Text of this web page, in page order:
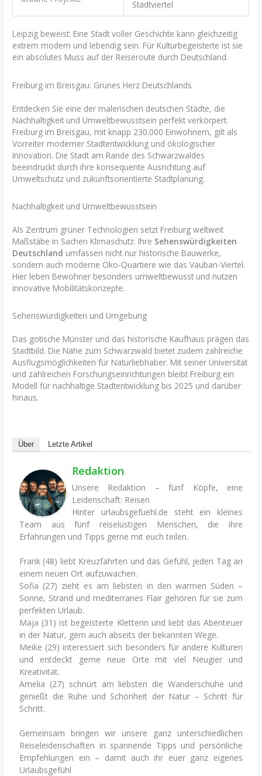
Stadtviertel
Leipzig beweist: Eine Stadt voller Geschichte kann gleichzeitig
extrem modern und lebendig sein. Für Kulturbegeisterte ist sie
ein absolutes Muss auf der Reiseroute durch Deutschland.
Freiburg im Breisgau: Grünes Herz Deutschlands
Entdecken Sie eine der malerischen deutschen Städte, die
Nachhaltigkeit und Umweltbewusstsein perfekt verkörpert.
Freiburg im Breisgau, mit knapp 230.000 Einwohnern, gilt als
Vorreiter moderner Stadtentwicklung und ökologischer
Innovation. Die Stadt am Rande des Schwarzwaldes
beeindruckt durch ihre konsequente Ausrichtung auf
Umweltschutz und zukunftsorientierte Stadtplanung.
Nachhaltigkeit und Umweltbewusstsein
Als Zentrum grüner Technologien setzt Freiburg weltweit
Maßstäbe in Sachen Klimaschutz. Ihre Sehenswürdigkeiten
Deutschland umfassen nicht nur historische Bauwerke,
sondern auch moderne Öko-Quartiere wie das Vauban-Viertel.
Hier leben Bewohner besonders umweltbewusst und nutzen
innovative Mobilitätskonzepte.
Sehenswürdigkeiten und Umgebung
Das gotische Münster und das historische Kaufhaus prägen das
Stadtbild. Die Nähe zum Schwarzwald bietet zudem zahlreiche
Ausflugsmöglichkeiten für Naturliebhaber. Mit seiner Universität
und zahlreichen Forschungseinrichtungen bleibt Freiburg ein
Modell für nachhaltige Stadtentwicklung bis 2025 und darüber
hinaus.
Über Letzte Artikel
Redaktion
Unsere Redaktion – fünf Köpfe, eine
Leidenschaft: Reisen
Hinter urlaubsgefuehl.de steht ein kleines
Team aus fünf reiselustigen Menschen, die ihre
Erfahrungen und Tipps gerne mit euch teilen.
Frank (48) liebt Kreuzfahrten und das Gefühl, jeden Tag an
einem neuen Ort aufzuwachen.
Sofia (27) zieht es am liebsten in den warmen Süden –
Sonne, Strand und mediterranes Flair gehören für sie zum
perfekten Urlaub.
Maja (31) ist begeisterte Kletterin und liebt das Abenteuer
in der Natur, gern auch abseits der bekannten Wege.
Meike (29) interessiert sich besonders für andere Kulturen
und entdeckt gerne neue Orte mit viel Neugier und
Kreativität.
Amelia (27) schnürt am liebsten die Wanderschuhe und
genießt die Ruhe und Schönheit der Natur – Schritt für
Schritt.
Gemeinsam bringen wir unsere ganz unterschiedlichen
Reiseleidenschaften in spannende Tipps und persönliche
Empfehlungen ein – damit auch ihr euer ganz eigenes
Urlaubsgefühl